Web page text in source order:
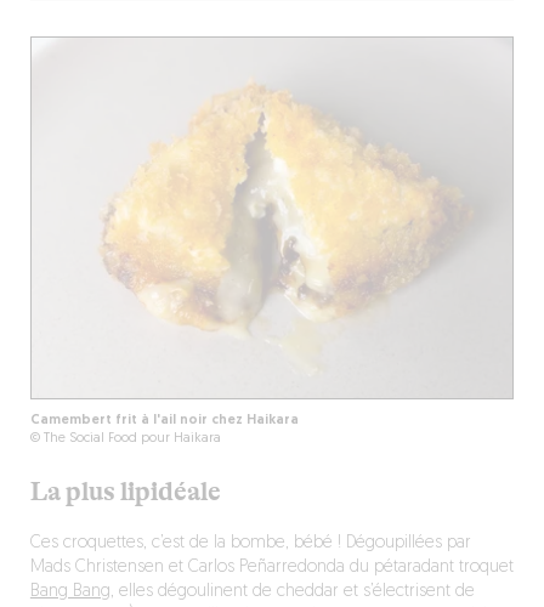
Camembert frit à l'ail noir chez Haikara
© The Social Food pour Haikara
La plus lipidéale
Ces croquettes, c’est de la bombe, bébé ! Dégoupillées par
Mads Christensen et Carlos Peñarredonda du pétaradant troquet
Bang Bang, elles dégoulinent de cheddar et s’électrisent de